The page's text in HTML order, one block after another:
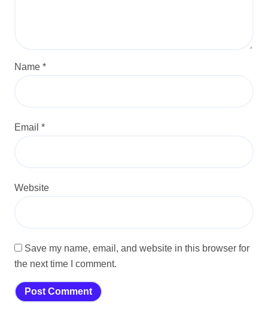
Name *
Email *
Website
Save my name, email, and website in this browser for
the next time I comment.